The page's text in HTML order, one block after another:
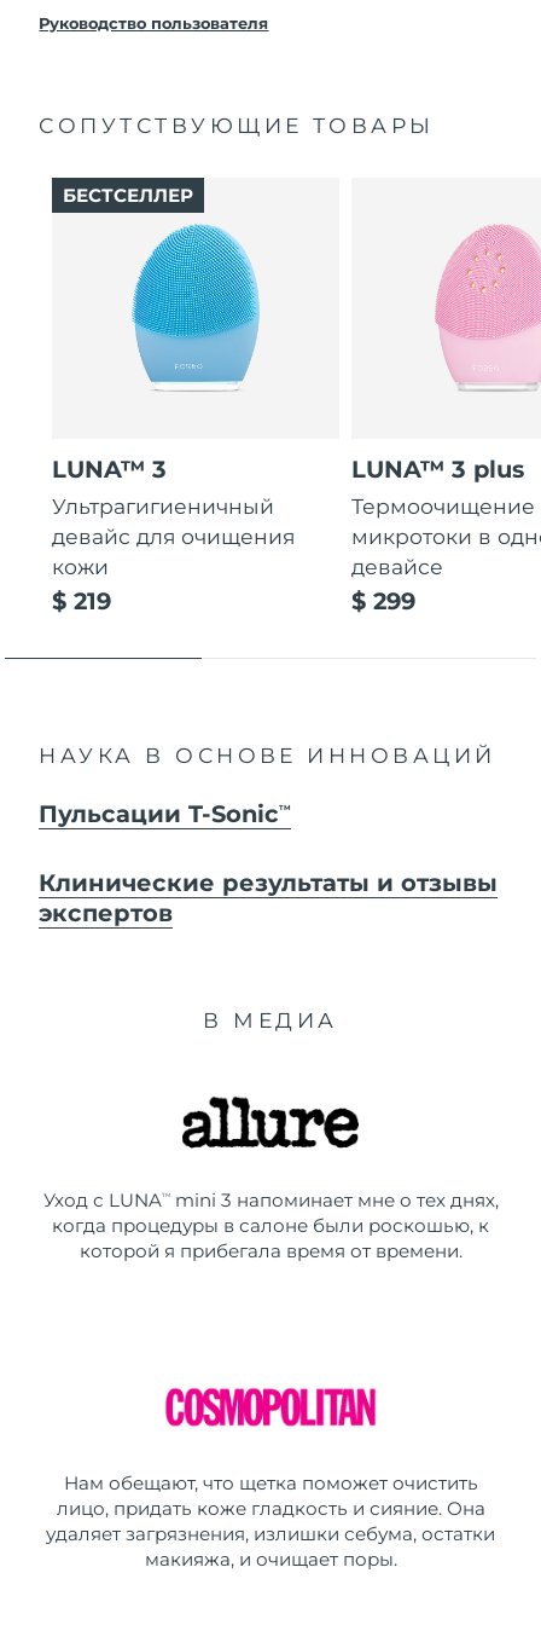
FOREO заменит его бесплатно.
Руководство пользователя
СОПУТСТВУЮЩИЕ ТОВАРЫ
LUNA™ 3
Ультрагигиеничный
девайс для очищения
кожи
$ 219
БЕСТСЕЛЛЕР
LUNA™ 3 plus
Термоочищение
микротоки в
девайсе
$ 299
НАУКА В ОСНОВЕ ИННОВАЦИЙ
Пульсации T-SonicTM
Клинические результаты и отзывы
экспертов
В МЕДИА
Уход с LUNATMmini 3 напоминает мне о тех днях,
когда процедуры в салоне были роскошью, к
которой я прибегала время от времени.
Нам обещают, что щетка поможет очистить
лицо, придать коже гладкость и сияние. Она
удаляет загрязнения, излишки себума, остатки
макияжа, и очищает поры.